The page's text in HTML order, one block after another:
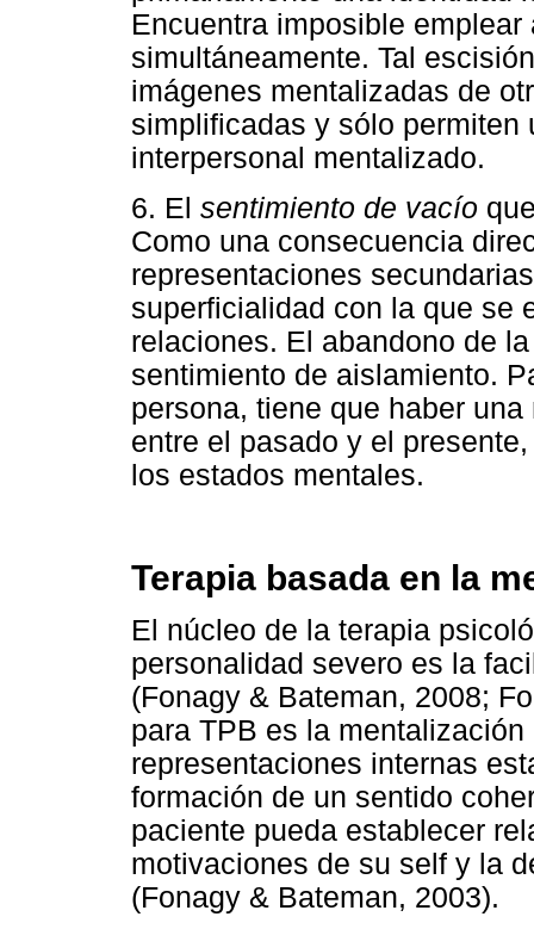
Encuentra imposible
simultáneamente. Tal
imágenes mentalizadas de
simplificadas y sólo
interpersonal mentalizado.
6. El sentimiento de vacío
Como una consecuencia
representaciones
superficialidad con la que se
relaciones. El abandono de
sentimiento de aislamiento.
persona, tiene que haber
entre el pasado y el
los estados mentales.
Terapia basada en la
El núcleo de la terapia
personalidad severo es la
(Fonagy & Bateman, 2008;
para TPB es la
representaciones internas
formación de un sentido
paciente pueda establecer
motivaciones de su self y la
(Fonagy & Bateman, 2003).